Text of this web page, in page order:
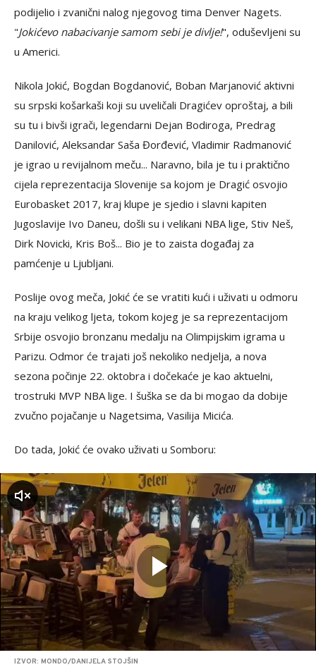
podijelio i zvanični nalog njegovog tima Denver Nagets.
"Jokićevo nabacivanje samom sebi je divlje!", oduševljeni su
u Americi.
Nikola Jokić, Bogdan Bogdanović, Boban Marjanović aktivni
su srpski košarkaši koji su uveličali Dragićev oproštaj, a bili
su tu i bivši igrači, legendarni Dejan Bodiroga, Predrag
Danilović, Aleksandar Saša Đorđević, Vladimir Radmanović
je igrao u revijalnom meču... Naravno, bila je tu i praktično
cijela reprezentacija Slovenije sa kojom je Dragić osvojio
Eurobasket 2017, kraj klupe je sjedio i slavni kapiten
Jugoslavije Ivo Daneu, došli su i velikani NBA lige, Stiv Neš,
Dirk Novicki, Kris Boš... Bio je to zaista događaj za
pamćenje u Ljubljani.
Poslije ovog meča, Jokić će se vratiti kući i uživati u odmoru
na kraju velikog ljeta, tokom kojeg je sa reprezentacijom
Srbije osvojio bronzanu medalju na Olimpijskim igrama u
Parizu. Odmor će trajati još nekoliko nedjelja, a nova
sezona počinje 22. oktobra i dočekaće je kao aktuelni,
trostruki MVP NBA lige. I šuška se da bi mogao da dobije
zvučno pojačanje u Nagetsima, Vasilija Micića.
Do tada, Jokić će ovako uživati u Somboru:
IZVOR: MONDO/DANIJELA STOJŠIN